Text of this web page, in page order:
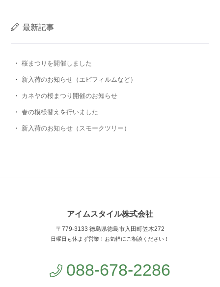
最新記事
桜まつりを開催しました
新入荷のお知らせ（エピフィルムなど）
カネヤの桜まつり開催のお知らせ
春の模様替えを行いました
新入荷のお知らせ（スモークツリー）
アイムスタイル株式会社
〒779-3133 徳島県徳島市入田町笠木272
日曜日も休まず営業！お気軽にご相談ください！
088-678-2286